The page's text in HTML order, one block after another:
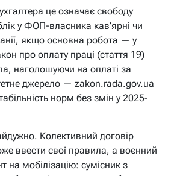
це означає свободу
у ФОП-власника кав’ярні чи
якщо основна робота — у
про оплату праці (стаття 19)
наголошуючи на оплаті за
джерело — zakon.rada.gov.ua
норм без змін у 2025-
Колективний договір
ввести свої правила, а воєнний
на мобілізацію: сумісник з